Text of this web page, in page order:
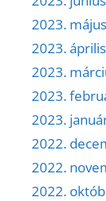
2023. május
2023. április
2023.
2023.
2023.
2022.
2022.
2022.